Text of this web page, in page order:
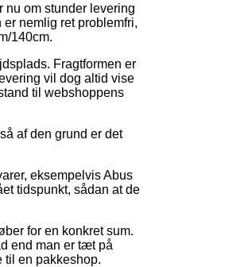
nu om stunder levering
nemlig ret problemfri,
140cm.
Fragtformen er
vil dog altid vise
til webshoppens
af den grund er det
eksempelvis Abus
tidspunkt, sådan at de
for en konkret sum.
end man er tæt på
til en pakkeshop.